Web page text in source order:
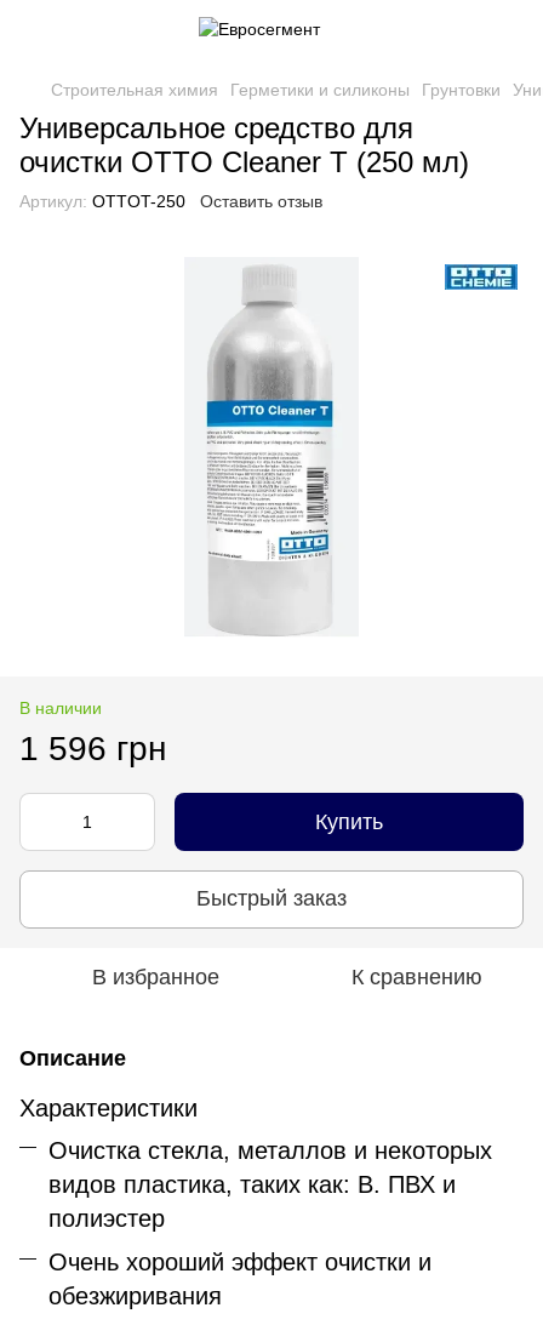
Строительная химия Герметики и силиконы Грунтовки
Универсальное средство для
очистки OTTO Cleaner T (250 мл)
Артикул: OTTOT-250 Оставить отзыв
В наличии
1 596 грн
Купить
Быстрый заказ
В избранное К сравнению
Описание
Характеристики
Очистка стекла, металлов и некоторых
видов пластика, таких как: B. ПВХ и
полиэстер
Очень хороший эффект очистки и
обезжиривания